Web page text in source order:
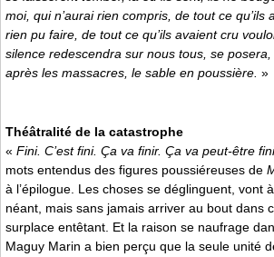
moi, qui n’aurai rien compris, de tout ce qu’ils
rien pu faire, de tout ce qu’ils avaient cru
silence redescendra sur nous tous, se posera,
après les massacres, le sable en poussière. »
Théâtralité de la catastrophe
« Fini. C’est fini. Ça va finir. Ça va peut-être
mots entendus des figures poussiéreuses de
à l’épilogue. Les choses se déglinguent, vont
néant, mais sans jamais arriver au bout dans
surplace entêtant. Et la raison se naufrage
Maguy Marin a bien perçu que la seule unité